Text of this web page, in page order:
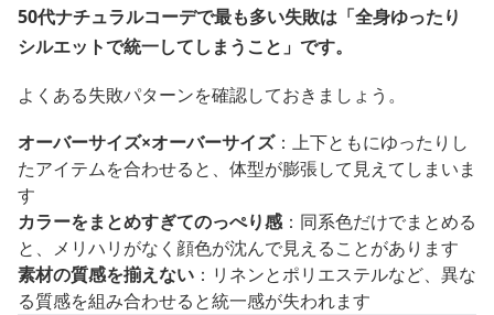
50代ナチュラルコーデで最も多い失敗は「全身ゆったり
シルエットで統一してしまうこと」です。
よくある失敗パターンを確認しておきましょう。
オーバーサイズ×オーバーサイズ：上下ともにゆったりし
たアイテムを合わせると、体型が膨張して見えてしまいま
す
カラーをまとめすぎてのっぺり感：同系色だけでまとめる
と、メリハリがなく顔色が沈んで見えることがあります
素材の質感を揃えない ：リネンとポリエステルなど、異な
る質感を組み合わせると統一感が失われます